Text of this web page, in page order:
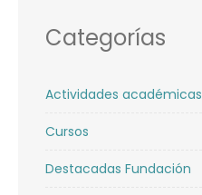
Categorías
Actividades académicas
Cursos
Destacadas Fundación